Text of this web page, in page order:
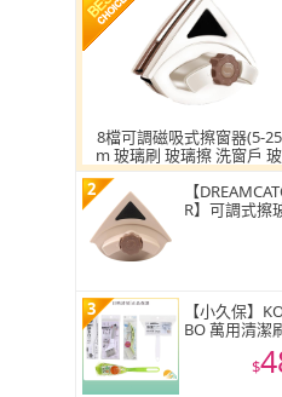
8檔可調磁吸式擦窗器(5-
m 玻璃刷 玻璃擦 洗窗戶
清潔 窗戶清潔 擦玻璃器
神器)
2
【
R】可調式擦
3
【小久保】
BO 萬用清潔
(廚房 / 浴廁 /
$